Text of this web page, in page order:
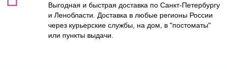
Выгодная и быстрая доставка по Санкт-Петербургу
и Ленобласти. Доставка в любые регионы России
через курьерские службы, на дом, в "постоматы"
или пункты выдачи.